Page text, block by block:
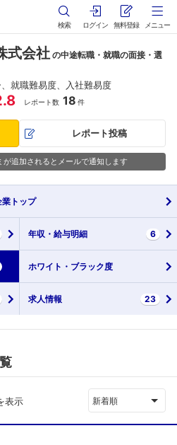
検索 ログイン 無料登録 メニュー
式会社 の中途転職・就職の面接・選
就職難易度、入社難易度
レポート数 18 件
レポート投稿
が追加されるとメールで通知します
業 トップ
年収・ 給与明細 6
ホワイト・ ブラック度
求人情報 23
表示 新着順